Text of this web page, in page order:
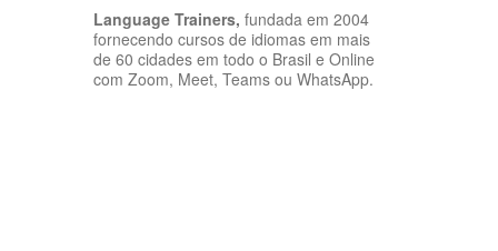
Language Trainers, fundada em 2004
fornecendo cursos de idiomas em mais
de 60 cidades em todo o Brasil e Online
com Zoom, Meet, Teams ou WhatsApp.